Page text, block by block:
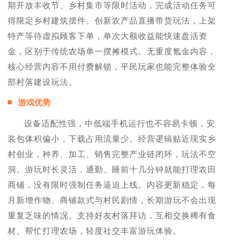
期开放丰收节、乡村集市等限时活动，完成活动任务可
得限定乡村建筑摆件。创新农产品直播带货玩法，上架
特产等待虚拟顾客下单，单次大额收益能快速盘活资
金，区别于传统农场单一摆摊模式。无重度氪金内容，
核心经营内容不用付费解锁，平民玩家也能完整体验全
部村落建设玩法。
游戏优势
设备适配性强，中低端手机运行也不容易卡顿，安
装包体积偏小，下载占用流量少。经营逻辑贴近现实乡
村创业，种养、加工、销售完整产业链闭环，玩法不空
洞。游玩时长灵活，通勤、睡前十几分钟就能打理农田
商铺，没有限时强制任务逼迫上线。内容更新稳定，每
月新增作物、商铺款式与村民剧情，长期游玩不会出现
重复乏味的情况。支持好友村落拜访，互相交换稀有食
材、帮忙打理农场，轻度社交丰富游玩体验。